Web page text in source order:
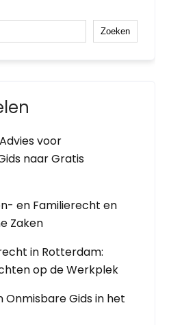
Zoeken
voor
naar Gratis
en Familierecht en
Zaken
in Rotterdam:
op de Werkplek
Onmisbare Gids in het